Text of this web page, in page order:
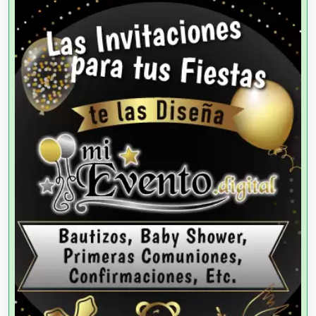
Agricultura y Ganadería
Agua Purificada
Aire Acondicionado
Alarmas
Albercas
Alimentos
Almacenaje